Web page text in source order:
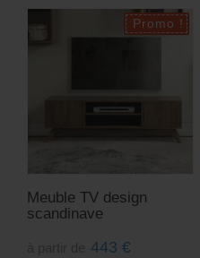
Meuble TV design
scandinave
443 €